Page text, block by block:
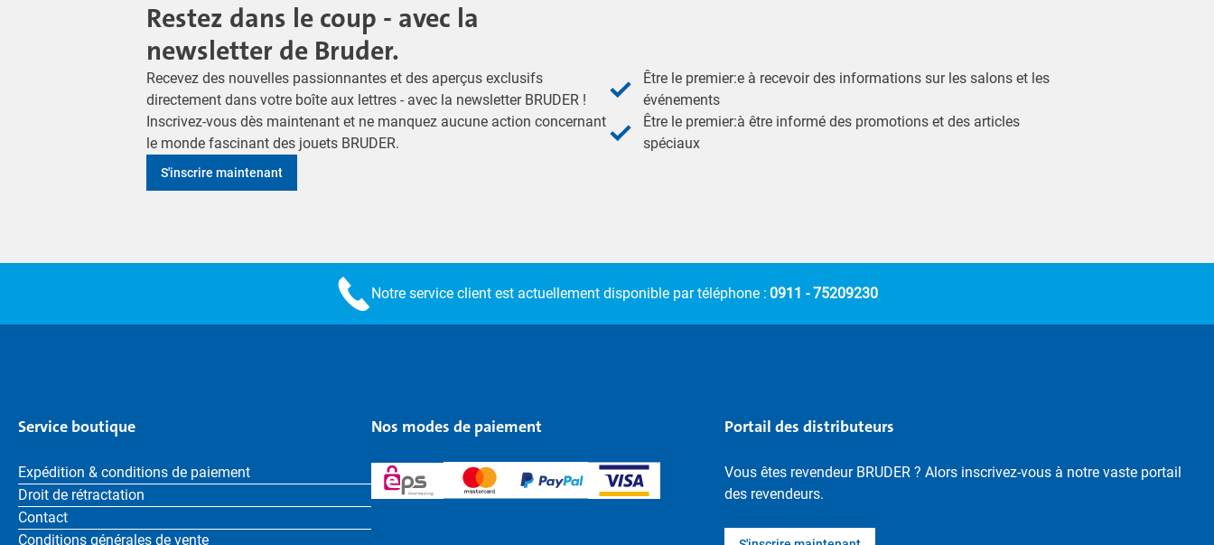
Restez dans le coup - avec la
newsletter de Bruder.
Recevez des nouvelles passionnantes et des aperçus exclusifs
directement dans votre boîte aux lettres - avec la newsletter BRUDER !
Inscrivez-vous dès maintenant et ne manquez aucune action concernant
le monde fascinant des jouets BRUDER.
S'inscrire maintenant
Être le premier:e à recevoir des informations sur les salons et les
événements
Être le premier:à être informé des promotions et des articles
spéciaux
Notre service client est actuellement disponible par téléphone : 0911 - 75209230
Service boutique
Expédition & conditions de paiement
Droit de rétractation
Contact
Conditions générales de vente
Nos modes de paiement Portail des distributeurs
Vous êtes revendeur BRUDER ? Alors inscrivez-vous à notre vaste portail
des revendeurs.